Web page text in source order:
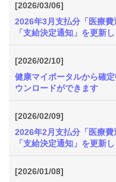
[2026/03/06]
2026年3月支払分「医療費
「支給決定通知」を更新
[2026/02/10]
健康マイポータルから確
ウンロードができます
[2026/02/09]
2026年2月支払分「医療費
「支給決定通知」を更新
[2026/01/08]